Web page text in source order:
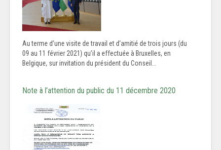
Au terme d’une visite de travail et d’amitié de trois jours (du
09 au 11 février 2021) qu’il a effectuée à Bruxelles, en
Belgique, sur invitation du président du Conseil...
Note à l’attention du public du 11 décembre 2020